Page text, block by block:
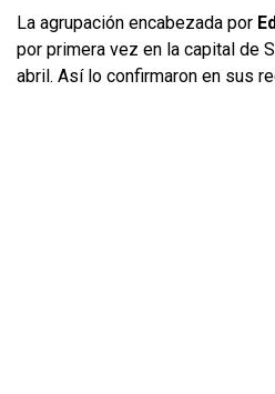
La agrupación encabezada por
por primera vez en la capital de
abril. Así lo confirmaron en sus